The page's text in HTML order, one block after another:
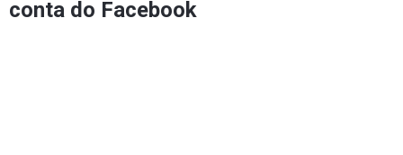
conta do Facebook